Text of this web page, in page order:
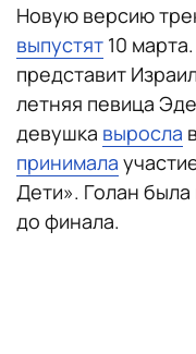
Новую версию
выпустят 10
представит
летняя певица
девушка выросла
принимала
Дети». Голан
до финала.